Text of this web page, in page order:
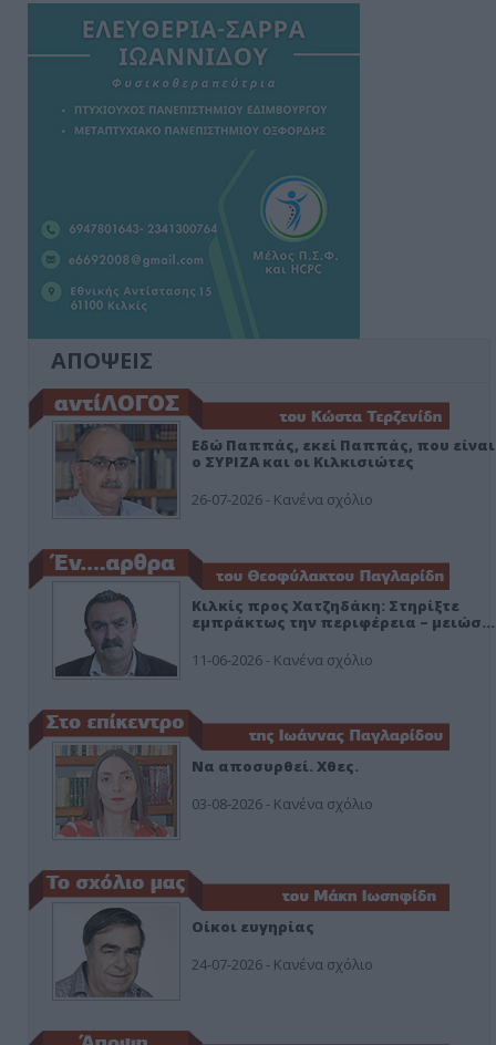
ΑΠΟΨΕΙΣ
Εδώ Παππάς, εκεί Παππάς, που είναι
ο ΣΥΡΙΖΑ και οι Κιλκισιώτες
26-07-2026 - Κανένα σχόλιο
Κιλκίς προς Χατζηδάκη: Στηρίξτε
εμπράκτως την περιφέρεια – μειώσ…
11-06-2026 - Κανένα σχόλιο
Να αποσυρθεί. Χθες.
03-08-2026 - Κανένα σχόλιο
Οίκοι ευγηρίας
24-07-2026 - Κανένα σχόλιο